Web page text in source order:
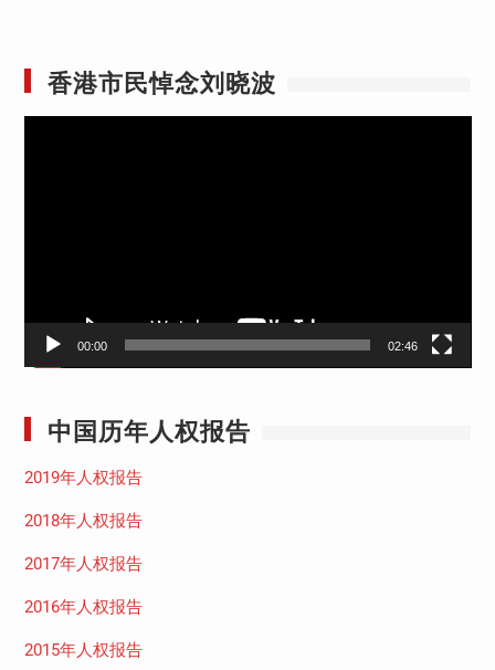
香港市民悼念刘晓波
00:00 02:46
中国历年人权报告
2019年人权报告
2018年人权报告
2017年人权报告
2016年人权报告
2015年人权报告